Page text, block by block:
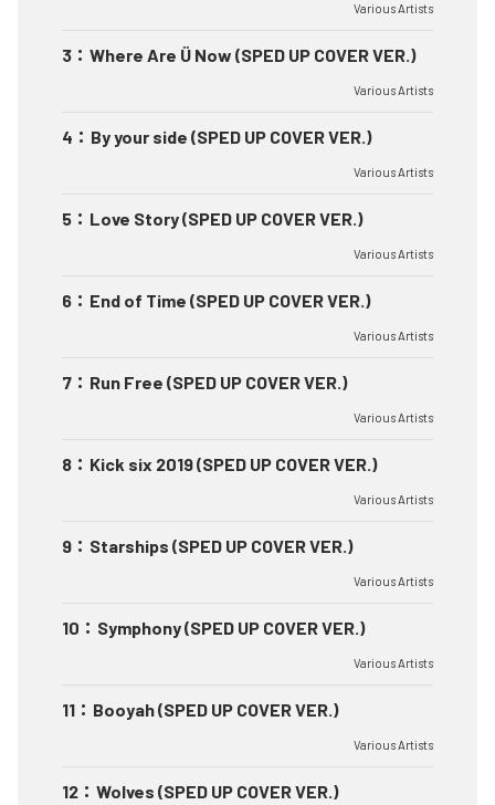
Various Artists
3 ： Where Are Ü Now (SPED UP COVER VER.)
Various Artists
4 ： By your side (SPED UP COVER VER.)
Various Artists
5 ： Love Story (SPED UP COVER VER.)
Various Artists
6 ： End of Time (SPED UP COVER VER.)
Various Artists
7 ： Run Free (SPED UP COVER VER.)
Various Artists
8 ： Kick six 2019 (SPED UP COVER VER.)
Various Artists
9 ： Starships (SPED UP COVER VER.)
Various Artists
10 ： Symphony (SPED UP COVER VER.)
Various Artists
11 ： Booyah (SPED UP COVER VER.)
Various Artists
12 ： Wolves (SPED UP COVER VER.)